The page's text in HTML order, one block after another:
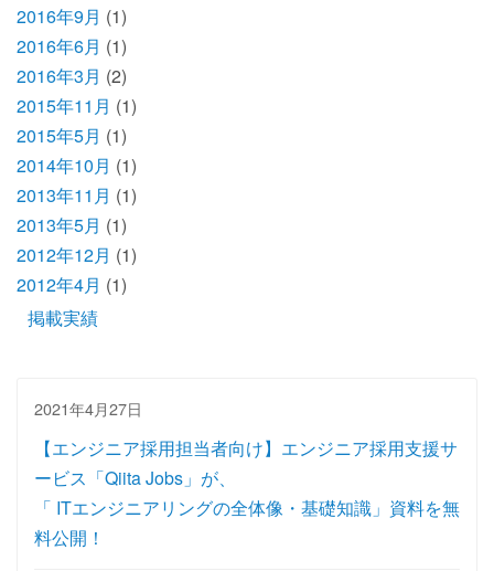
2016年9月 (1)
2016年6月 (1)
2016年3月 (2)
2015年11月 (1)
2015年5月 (1)
2014年10月 (1)
2013年11月 (1)
2013年5月 (1)
2012年12月 (1)
2012年4月 (1)
掲載実績
2021年4月27日
【エンジニア採用担当者向け】エンジニア採用支援サ
ービス「Qiita Jobs」が、
「 ITエンジニアリングの全体像・基礎知識」資料を無
料公開！